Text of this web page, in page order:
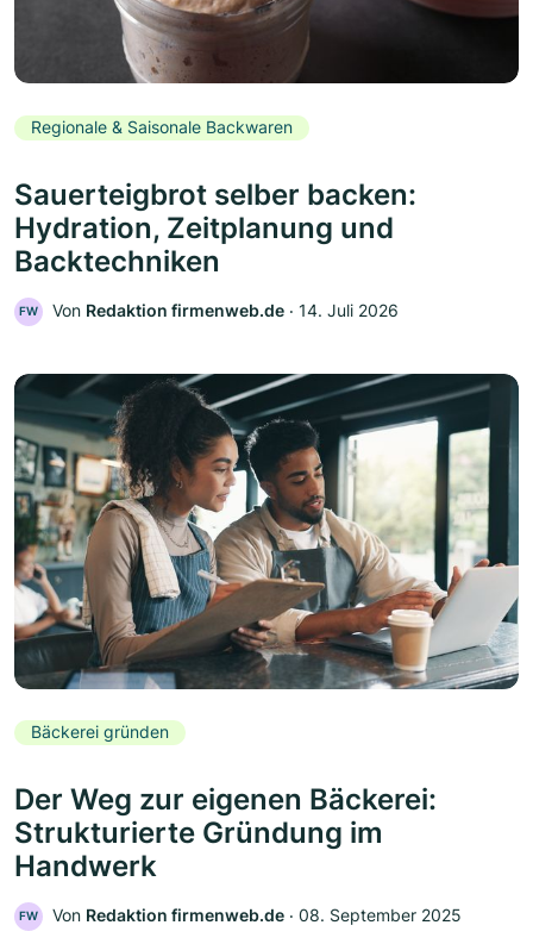
Regionale & Saisonale Backwaren
Sauerteigbrot selber backen:
Hydration, Zeitplanung und
Backtechniken
FW Von Redaktion firmenweb.de ‧ 14. Juli 2026
Bäckerei gründen
Der Weg zur eigenen Bäckerei:
Strukturierte Gründung im
Handwerk
FW Von Redaktion firmenweb.de ‧ 08. September 2025